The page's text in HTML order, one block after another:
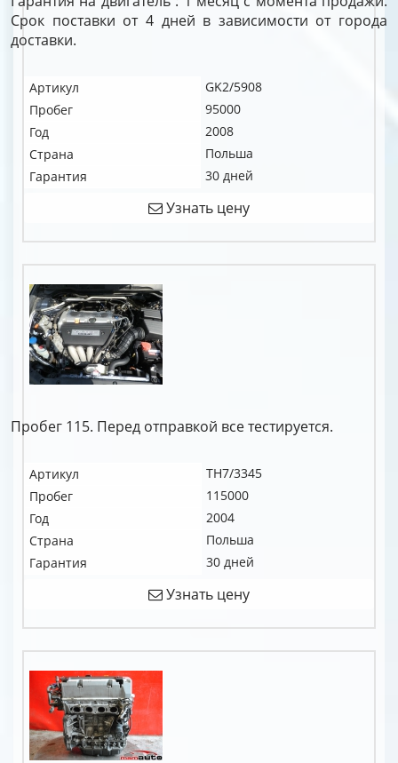
Срок поставки от 4 дней в зависимости от города
доставки.
Артикул
GK2/5908
Пробег
95000
Год
2008
Страна
Польша
Гарантия
30 дней
Узнать цену
Пробег 115. Перед отправкой все тестируется.
Артикул
TH7/3345
Пробег
115000
Год
2004
Страна
Польша
Гарантия
30 дней
Узнать цену